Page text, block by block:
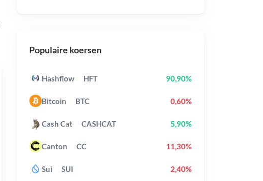
Populaire koersen
Hashflow HFT 90,90%
Bitcoin BTC 0,60%
Cash Cat CASHCAT 5,90%
Canton CC 11,30%
Sui SUI 2,40%